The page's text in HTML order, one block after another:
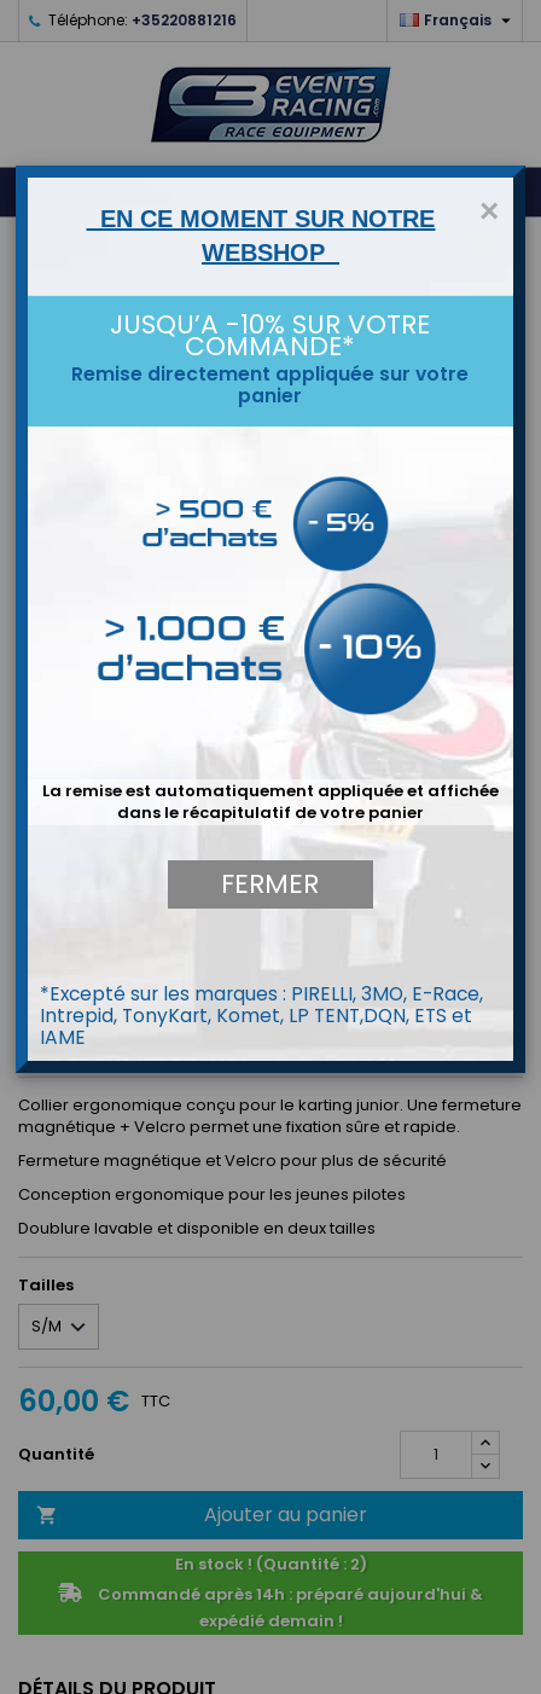
Téléphone: +35220881216 Français 
0
Minerve OMP - modèle 2026
Collier ergonomique conçu pour le karting junior. Une fermeture
magnétique + Velcro permet une fixation sûre et rapide.
Fermeture magnétique et Velcro pour plus de sécurité
Conception ergonomique pour les jeunes pilotes
Doublure lavable et disponible en deux tailles
Tailles
60,00 € TTC
Quantité
 Ajouter au panier
En stock ! (Quantité : 2)
Commandé après 14h : préparé aujourd'hui &
expédié demain !
×
EN CE MOMENT SUR NOTRE
WEBSHOP
JUSQU’A -10% SUR VOTRE
COMMANDE*
Remise directement appliquée sur votre
panier
La remise est automatiquement appliquée et affichée
dans le récapitulatif de votre panier
FERMER
*Excepté sur les marques : PIRELLI, 3MO, E-Race,
Intrepid, TonyKart, Komet, LP TENT,DQN, ETS et
IAME